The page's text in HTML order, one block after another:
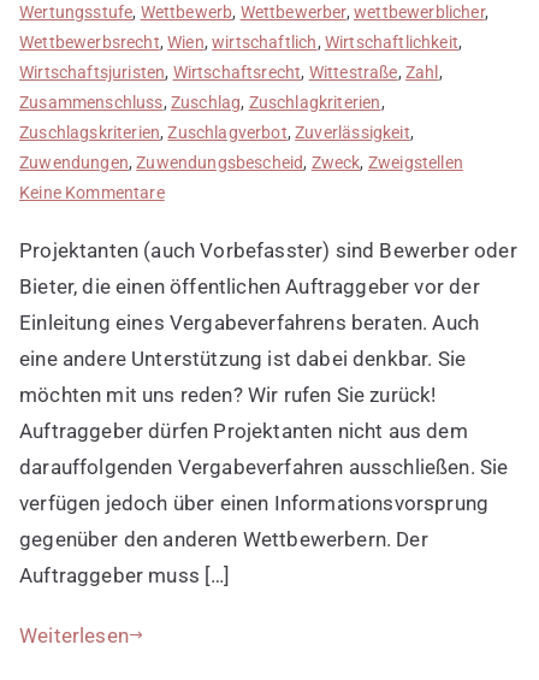
Wertungsstufe, Wettbewerb, Wettbewerber, wettbewerblicher,
Wettbewerbsrecht,Wien,wirtschaftlich, Wirtschaftlichkeit,
Wirtschaftsjuristen, Wirtschaftsrecht, Wittestraße, Zahl ,
Zusammenschluss, Zuschlag, Zuschlagkriterien,
Zuschlagskriterien,Zuschlagverbot,Zuverlässigkeit,
Zuwendungen,Zuwendungsbescheid, Zweck, Zweigstellen
Keine Kommentarezu
in
Ausschreibungsverfahren
Projektanten (auch Vorbefasster) sind Bewerber oder
Bieter, die einen öffentlichen Auftraggeber vor der
Einleitung eines Vergabeverfahrens beraten. Auch
eine andere Unterstützung ist dabei denkbar. Sie
möchten mit uns reden? Wir rufen Sie zurück!
Auftraggeber dürfen Projektanten nicht aus dem
darauffolgenden Vergabeverfahren ausschließen. Sie
verfügen jedoch über einen Informationsvorsprung
gegenüber den anderen Wettbewerbern. Der
Auftraggeber muss […]
Weiterlesen